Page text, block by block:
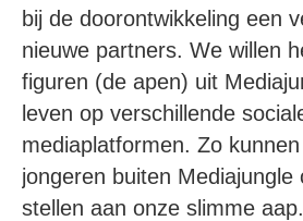
bij de doorontwikkeling een
nieuwe partners. We willen
figuren (de apen) uit
leven op verschillende
mediaplatformen. Zo
jongeren buiten Mediajungle
stellen aan onze slimme